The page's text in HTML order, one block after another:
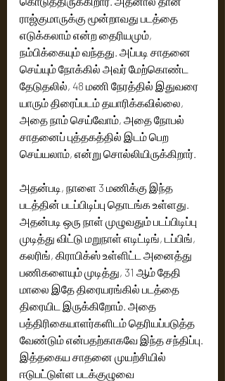
ராஜ்குமாருக்கு மூன்றாவது படத்தை
எடுக்கலாம் என்ற தைரியமும்,
நம்பிக்கையும் வந்தது. அப்படி சாதனை
செய்யும் நோக்கில் அவர் மேற்கொண்ட
தேடுதலில், 48 மணி நேரத்தில் இதுவரை
யாரும் திரைப்படம் தயாரிக்கவில்லை,
அதை நாம் செய்வோம், அதை நோபல்
சாதனைப் புத்தகத்தில் இடம் பெற
செய்யலாம், என்று சொல்லியிருக்கிறார்.
அதன்படி, நாளை 3 மணிக்கு இந்த
படத்தின் படப்பிடிப்பு தொடங்க உள்ளது.
அதன்படி ஒரு நாள் முழுவதும் படப்பிடிப்பு
முடித்து விட்டு மறுநாள் எடிட்டிங், டப்பிங்,
கலரிங், கிராபிக்ஸ் உள்ளிட்ட அனைத்து
பணிகளையும் முடித்து, 31 ஆம் தேதி
மாலை இதே திரையரங்கில் படத்தை
திரையிட இருக்கிறோம். அதை
பத்திரிகையாளர்களிடம் தெரியப்படுத்த
வேண்டும் என்பதற்காகவே இந்த சந்திப்பு.
இத்தகைய சாதனை முயற்சியில்
ஈடுபட்டுள்ள படக்குழுவை